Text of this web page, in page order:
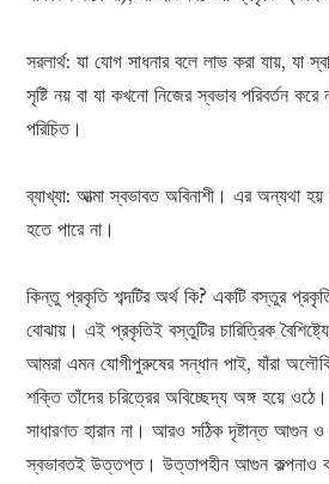
সরলার্থ: যা যোগ সাধনার বলে লাভ করা যায়, যা
সৃষ্টি নয় বা যা কখনো নিজের স্বভাব পরিবর্তন
পরিচিত।
ব্যাখ্যা: আত্মা স্বভাবত অবিনাশী। এর অন্যথা
হতে পারে না।
কিন্তু প্রকৃতি শব্দটির অর্থ কি? একটি বস্তুর
বোঝায়। এই প্রকৃতিই বস্তুটির চারিত্রিক
আমরা এমন যোগীপুরুষের সন্ধান পাই, যাঁরা
শক্তি তাঁদের চরিত্রের অবিচ্ছেদ্য অঙ্গ হয়ে
সাধারণত হারান না। আরও সঠিক দৃষ্টান্ত
স্বভাবতই উত্তপ্ত। উত্তাপহীন আগুন কল্পনাও